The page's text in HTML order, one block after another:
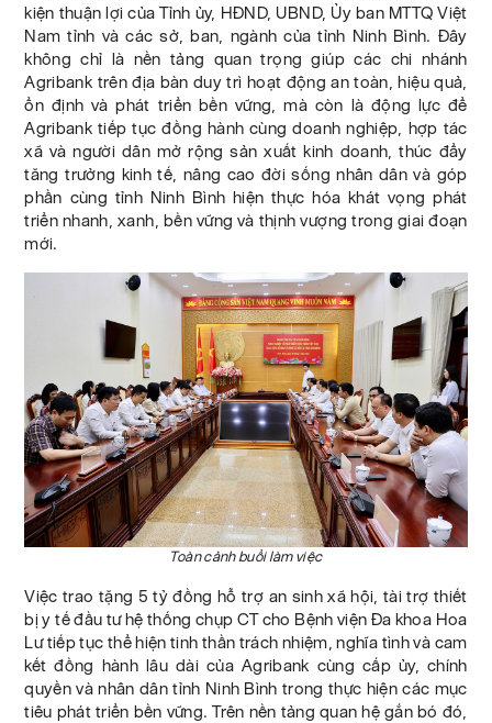
kiện thuận lợi của Tỉnh ủy, HĐND, UBND, Ủy ban MTTQ Việt
Nam tỉnh và các sở, ban, ngành của tỉnh Ninh Bình. Đây
không chỉ là nền tảng quan trọng giúp các chi nhánh
Agribank trên địa bàn duy trì hoạt động an toàn, hiệu quả,
ổn định và phát triển bền vững, mà còn là động lực để
Agribank tiếp tục đồng hành cùng doanh nghiệp, hợp tác
xã và người dân mở rộng sản xuất kinh doanh, thúc đẩy
tăng trưởng kinh tế, nâng cao đời sống nhân dân và góp
phần cùng tỉnh Ninh Bình hiện thực hóa khát vọng phát
triển nhanh, xanh, bền vững và thịnh vượng trong giai đoạn
mới.
Toàn cảnh buổi làm việc
Việc trao tặng 5 tỷ đồng hỗ trợ an sinh xã hội, tài trợ thiết
bị y tế đầu tư hệ thống chụp CT cho Bệnh viện Đa khoa Hoa
Lư tiếp tục thể hiện tinh thần trách nhiệm, nghĩa tình và cam
kết đồng hành lâu dài của Agribank cùng cấp ủy, chính
quyền và nhân dân tỉnh Ninh Bình trong thực hiện các mục
tiêu phát triển bền vững. Trên nền tảng quan hệ gắn bó đó,